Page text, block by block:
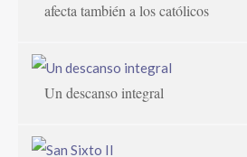
afecta también a los católicos
Un descanso integral